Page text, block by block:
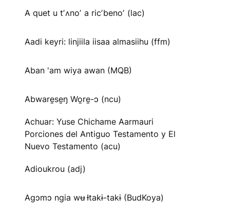
A quet u tʼʌnoʼ a ricʼbenoʼ (lac)
Aadi keyri: linjiila iisaa almasiihu (ffm)
Aban 'am wiya awan (MQB)
Abware̱se̱ŋ Wo̱re̱-ɔ (ncu)
Achuar: Yuse Chichame Aarmauri
Porciones del Antiguo Testamento y El
Nuevo Testamento (acu)
Adioukrou (adj)
Agɔmɔ ngia wʉ Ɨtakɨ-takɨ (BudKoya)